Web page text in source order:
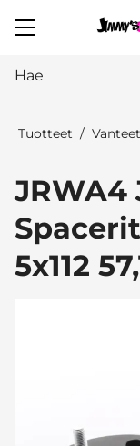
Tuotteet Vanteet
JRWA4
5x112